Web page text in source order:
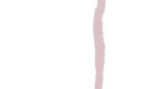
Leave a Comment
Février 2020 Quelques clichés pour